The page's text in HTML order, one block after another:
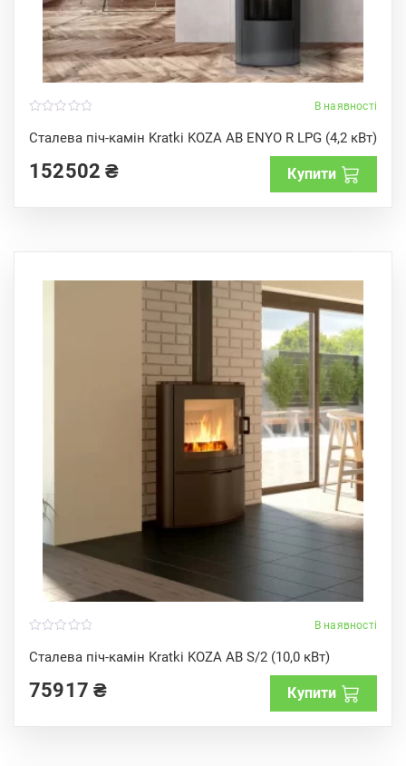
В наявності
Сталева піч-камін Kratki KOZA AB ENYO R LPG (4,2 кВт)
o
u
o
152502₴ Купити
В наявності
Сталева піч-камін Kratki KOZA AB S/2 (10,0 кВт)
o
u
o
f
75917₴ Купити